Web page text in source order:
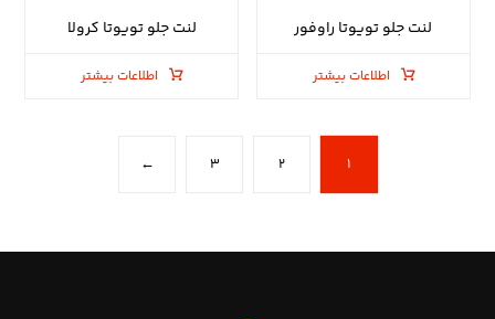
لنت جلو تویوتا راوفور
اطلاعات بیشتر
لنت جلو تویوتا کرولا
اطلاعات بیشتر
۱ ۲ ۳ ←